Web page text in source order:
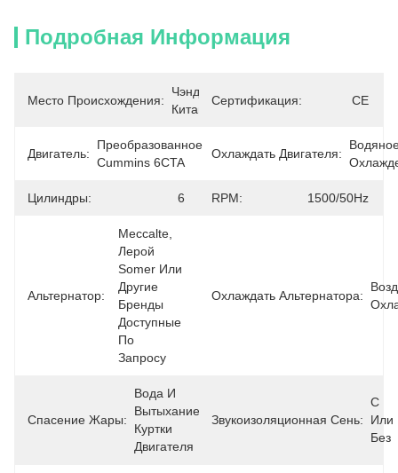
Подробная Информация
Место Происхождения:
Чэнду,
Китай
Сертификация: CE
Двигатель:
Преобразованное
Cummins 6CTA
Охлаждать Двигателя:
Цилиндры: 6 RPM: 1500/50Hz
Альтернатор:
Meccalte,
Лерой
Somer Или
Другие
Бренды
Доступные
По
Запросу
Охлаждать Альтернатора:
Спасение Жары:
Вода И
Вытыхание
Куртки
Двигателя
Звукоизоляционная Сень:
С
Или
Без